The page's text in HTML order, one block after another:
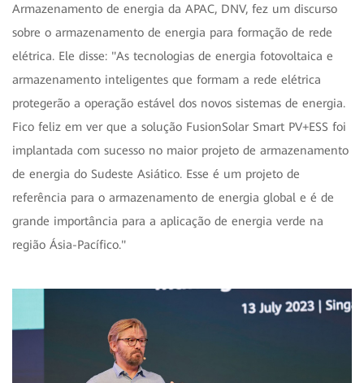
Armazenamento de energia da APAC, DNV, fez um discurso
sobre o armazenamento de energia para formação de rede
elétrica. Ele disse: "As tecnologias de energia fotovoltaica e
armazenamento inteligentes que formam a rede elétrica
protegerão a operação estável dos novos sistemas de energia.
Fico feliz em ver que a solução FusionSolar Smart PV+ESS foi
implantada com sucesso no maior projeto de armazenamento
de energia do Sudeste Asiático. Esse é um projeto de
referência para o armazenamento de energia global e é de
grande importância para a aplicação de energia verde na
região Ásia-Pacífico."